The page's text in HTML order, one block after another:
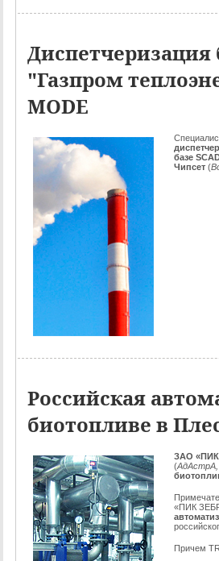
"Газпром
MODE
базе
Чипсет (
Российская
биотопливе в
ЗАО
(АдАстрА,
«ПИК
Причем